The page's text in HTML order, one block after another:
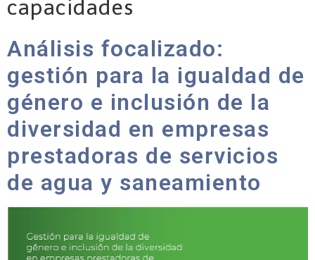
capacidades
Análisis focalizado:
gestión para la igualdad de
género e inclusión de la
diversidad en empresas
prestadoras de servicios
de agua y saneamiento